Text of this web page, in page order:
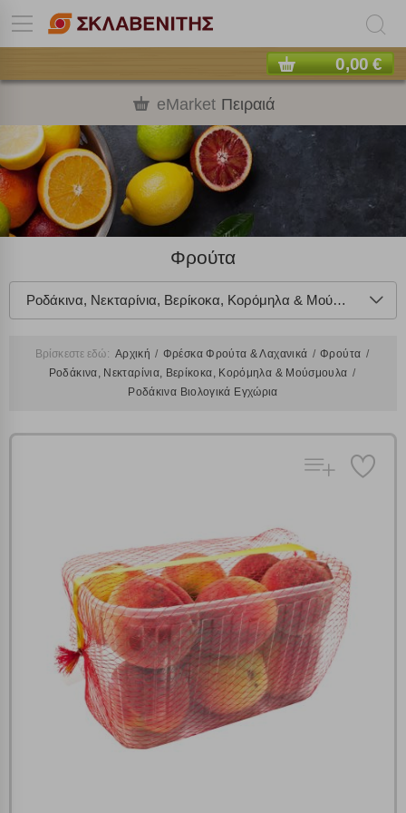
0,00 €
eMarket Πειραιά
Φρούτα
Ροδάκινα, Νεκταρίνια, Βερίκοκα, Κορόμηλα & Μούσμουλα
Βρίσκεστε εδώ: Αρχική Φρέσκα Φρούτα & Λαχανικά
Φρούτα
Ροδάκινα, Νεκταρίνια, Βερίκοκα, Κορόμηλα & Μούσμουλα
Ροδάκινα Βιολογικά Εγχώρια
Πολλαπλή αναζήτηση
Χρησιμοποιήστε τη για πιο γρήγορη αναζήτηση
προϊόντων.
Γράψτε τα προϊόντα που επιθυμείτε, με κόμμα ανάμεσά
τους, και κάντε κλικ στο κουμπί "Αναζήτηση". Θα
εμφανιστούν αποτελέσματα από όλες τις Κατηγορίες και
για κάθε προϊόν.
Ρυθμίσεις Cookies
Ενημέρωση
Κατά την απλή περιήγηση ή/και χρήση του ιστότοπου συλλέγουμε